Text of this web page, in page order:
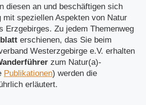
diesen an und beschäftigen sich
mit speziellen Aspekten von Natur
Erzgebirges. Zu jedem Themenweg
erschienen, das Sie beim
Westerzgebirge e.V. erhalten
zum Natur(a)-
Publikationen) werden die
erläutert.